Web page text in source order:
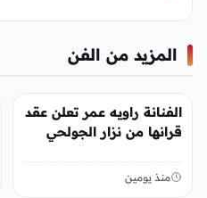
المزيد من الفن
الفن
الفنانة راويه عمر تعلن عقد
قرانها من نزار الجولحي
منذ يومين